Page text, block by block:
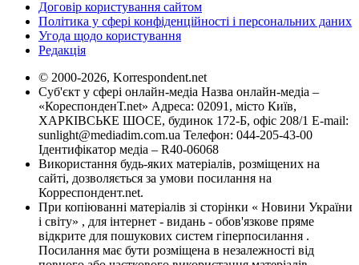
Договір користування сайтом
Політика у сфері конфіденційності і персональних даних
Угода щодо користування
Редакція
© 2000-2026, Korrespondent.net
Суб'єкт у сфері онлайн-медіа Назва онлайн-медіа –
«КореспонденТ.net» Адреса: 02091, місто Київ,
ХАРКІВСЬКЕ ШОСЕ, будинок 172-Б, офіс 208/1 E-mail:
sunlight@mediadim.com.ua Телефон: 044-205-43-00
Ідентифікатор медіа – R40-06068
Використання будь-яких матеріалів, розміщених на
сайті, дозволяється за умови посилання на
Корреспондент.net.
При копіюванні матеріалів зі сторінки « Новини України
і світу» , для інтернет - видань - обов'язкове пряме
відкрите для пошукових систем гіперпосилання .
Посилання має бути розміщена в незалежності від